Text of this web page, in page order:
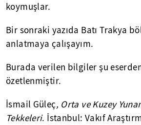
koymuşlar.
Bir sonraki yazıda Batı Trakya
anlatmaya çalışayım.
Burada verilen bilgiler şu
özetlenmiştir.
İsmail Güleç, Orta ve Kuzey
Tekkeleri. İstanbul: Vakıf